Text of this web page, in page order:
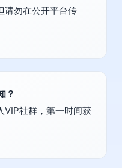
请勿在公开平台传
？
VIP社群，第一时间获